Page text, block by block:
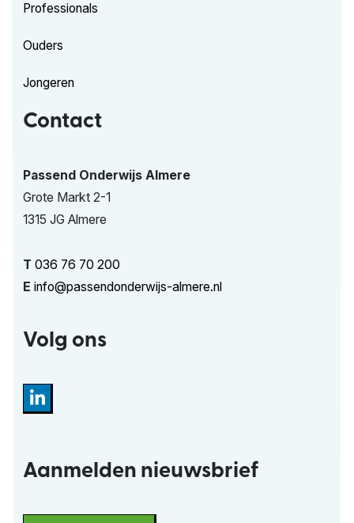
Professionals
Ouders
Jongeren
Contact
Passend Onderwijs Almere
Grote Markt 2-1
1315 JG Almere
T 036 76 70 200
E info@passendonderwijs-almere.nl
Volg ons
Aanmelden nieuwsbrief